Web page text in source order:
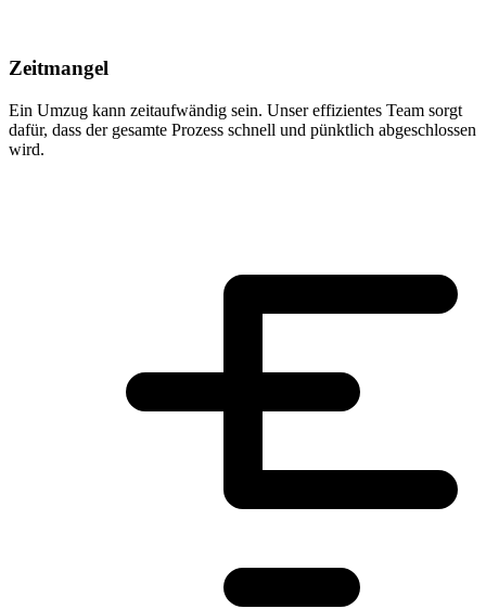
Zeitmangel
Ein Umzug kann zeitaufwändig sein. Unser effizientes Team sorgt
dafür, dass der gesamte Prozess schnell und pünktlich abgeschlossen
wird.